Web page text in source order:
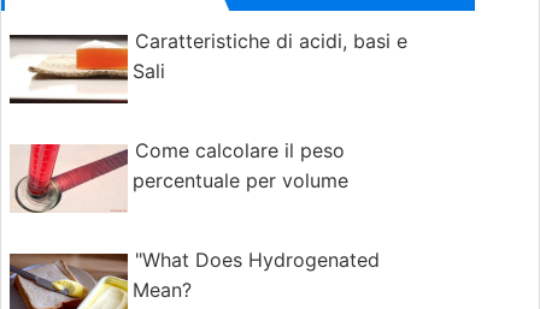
Caratteristiche di acidi, basi e
Sali
Come calcolare il peso
percentuale per volume
"What Does Hydrogenated
Mean?